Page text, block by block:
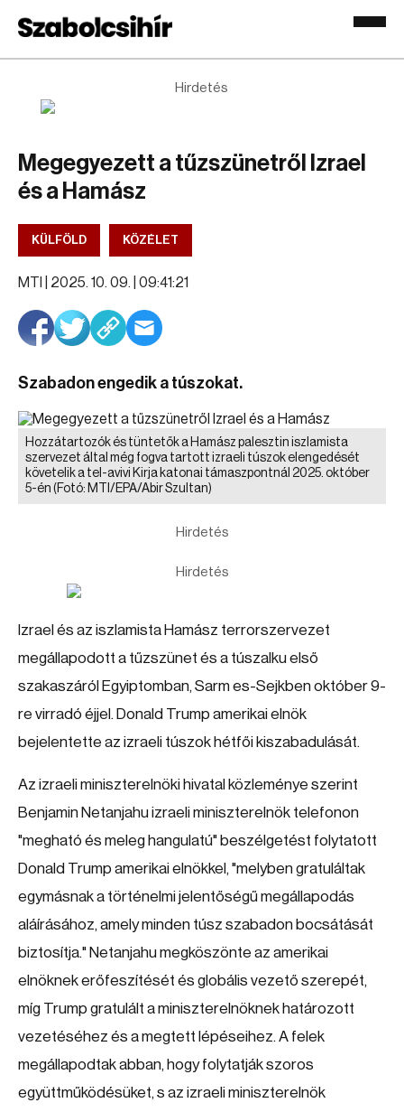
Hirdetés
Megegyezett a tűzszünetről Izrael
és a Hamász
KÜLFÖLD KÖZÉLET
MTI | 2025. 10. 09. | 09:41:21
Szabadon engedik a túszokat.
Hozzátartozók és tüntetők a Hamász palesztin iszlamista
szervezet által még fogva tartott izraeli túszok elengedését
követelik a tel-avivi Kirja katonai támaszpontnál 2025. október
5-én (Fotó: MTI/EPA/Abir Szultan)
Hirdetés
Hirdetés
Izrael és az iszlamista Hamász terrorszervezet
megállapodott a tűzszünet és a túszalku első
szakaszáról Egyiptomban, Sarm es-Sejkben október 9-
re virradó éjjel. Donald Trump amerikai elnök
bejelentette az izraeli túszok hétfői kiszabadulását.
Az izraeli miniszterelnöki hivatal közleménye szerint
Benjamin Netanjahu izraeli miniszterelnök telefonon
"megható és meleg hangulatú" beszélgetést folytatott
Donald Trump amerikai elnökkel, "melyben gratuláltak
egymásnak a történelmi jelentőségű megállapodás
aláírásához, amely minden túsz szabadon bocsátását
biztosítja." Netanjahu megköszönte az amerikai
elnöknek erőfeszítését és globális vezető szerepét,
míg Trump gratulált a miniszterelnöknek határozott
vezetéséhez és a megtett lépéseihez. A felek
megállapodtak abban, hogy folytatják szoros
együttműködésüket, s az izraeli miniszterelnök